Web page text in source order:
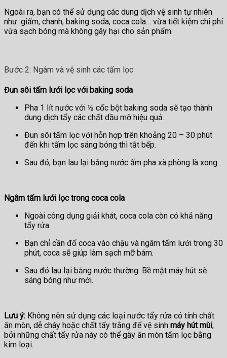
Ngoài ra, bạn có thể sử dụng các dung dịch vệ sinh tự nhiên
như: giấm, chanh, baking soda, coca cola… vừa tiết kiệm chi phí
vừa sạch bóng mà không gây hại cho sản phẩm.
Bước 2: Ngâm và vệ sinh các tấm lọc
Đun sôi tấm lưới lọc với baking soda
Pha 1 lít nước với ½ cốc bột baking soda sẽ tạo thành
dung dịch tẩy các chất dầu mỡ hiệu quả.
Đun sôi tấm lọc với hỗn hợp trên khoảng 20 – 30 phút
đến khi tấm lọc sáng bóng thì tắt bếp.
Sau đó, bạn lau lại bằng nước ấm pha xà phòng là xong.
Ngâm tấm lưới lọc trong coca cola
Ngoài công dụng giải khát, coca cola còn có khả năng
tẩy rửa.
Bạn chỉ cần đổ coca vào chậu và ngâm tấm lưới trong 30
phút, coca sẽ giúp làm sạch mỡ bám.
Sau đó lau lại bằng nước thường. Bề mặt máy hút sẽ
sáng bóng như mới.
Lưu ý: Không nên sử dụng các loại nước tẩy rửa có tính chất
ăn mòn, dễ cháy hoặc chất tẩy trắng để vệ sinh máy hút mùi,
bởi những chất tẩy rửa này có thể gây ăn mòn tấm lọc bằng
kim loại.